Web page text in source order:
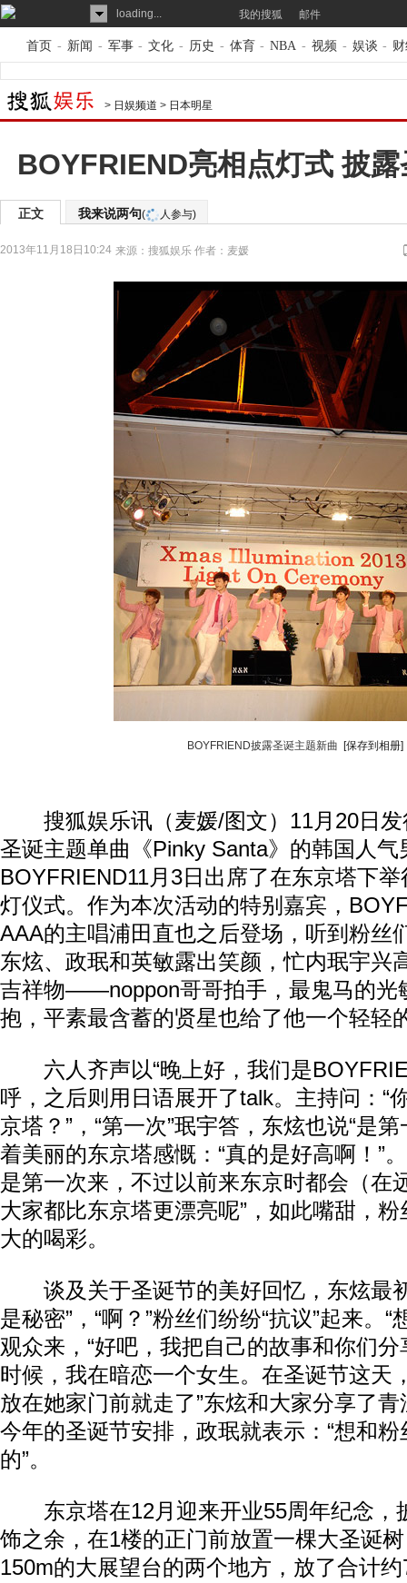
loading... 我的搜狐 邮件
首页 - 新闻 - 军事 - 文化 - 历史 - 体育 - NBA - 视频 - 娱谈 -
> 日娱频道 > 日本明星
BOYFRIEND亮相点灯式 披
正文 我来说两句( 人参与)
2013年11月18日10:24 来源： 搜狐娱乐 作者：麦媛
BOYFRIEND披露圣诞主题新曲 [保存到相册]
搜狐娱乐讯（麦媛/图文）11月20日发
圣诞主题单曲《Pinky Santa》的韩国人气
BOYFRIEND11月3日出席了在东京塔下
灯仪式。作为本次活动的特别嘉宾，
AAA的主唱浦田直也之后登场，听到粉丝
东炫、政珉和英敏露出笑颜，忙内珉宇兴
吉祥物——noppon哥哥拍手，最鬼马的光
抱，平素最含蓄的贤星也给了他一个轻轻
六人齐声以“晚上好，我们是
呼，之后则用日语展开了talk。主持问：“
京塔？”，“第一次”珉宇答，东炫也说“是
着美丽的东京塔感慨：“真的是好高啊！”
是第一次来，不过以前来东京时都会（在
大家都比东京塔更漂亮呢”，如此嘴甜，
大的喝彩。
谈及关于圣诞节的美好回忆，东炫最
是秘密”，“啊？”粉丝们纷纷“抗议”起来。“
观众来，“好吧，我把自己的故事和你们分
时候，我在暗恋一个女生。在圣诞节这天
放在她家门前就走了”东炫和大家分享了
今年的圣诞节安排，政珉就表示：“想和
的”。
东京塔在12月迎来开业55周年纪念，
饰之余，在1楼的正门前放置一棵大圣诞
150m的大展望台的两个地方，放了合计